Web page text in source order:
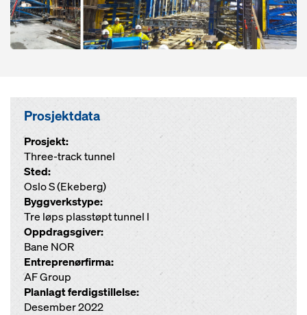
Prosjektdata
Prosjekt:
Three-track tunnel
Sted:
Oslo S (Ekeberg)
Byggverkstype:
Tre løps plasstøpt tunnel l
Oppdragsgiver:
Bane NOR
Entreprenørfirma:
AF Group
Planlagt ferdigstillelse:
Desember 2022